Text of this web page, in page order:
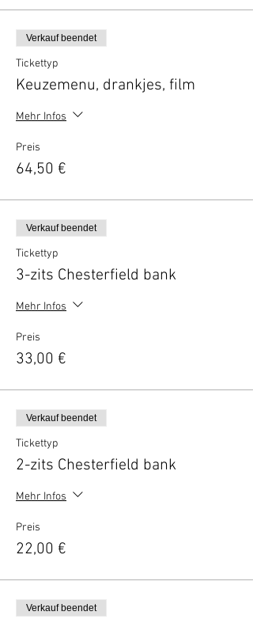
Verkauf beendet
Tickettyp
Keuzemenu, drankjes, film
Mehr Infos
Preis
64,50 €
Verkauf beendet
Tickettyp
3-zits Chesterfield bank
Mehr Infos
Preis
33,00 €
Verkauf beendet
Tickettyp
2-zits Chesterfield bank
Mehr Infos
Preis
22,00 €
Verkauf beendet